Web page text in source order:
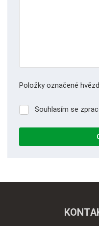
Položky označené
Souhlasím
zpracováním
Souhlasím se
nepodařilo